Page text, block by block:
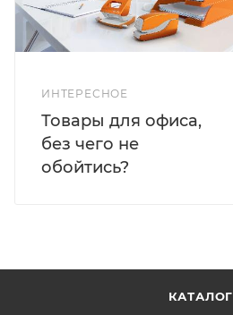
ИНТЕРЕСНОЕ
Товары для офиса,
без чего не
обойтись?
КАТАЛОГ